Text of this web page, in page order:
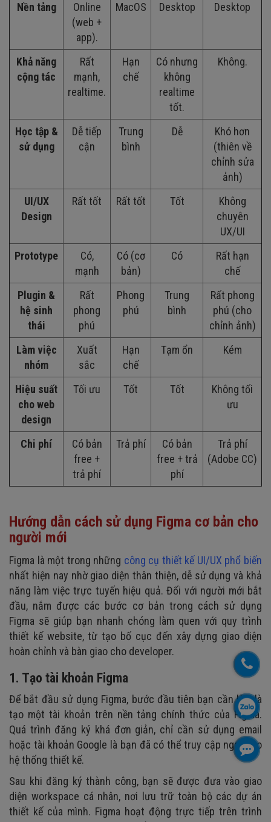
Nền tảng
Online
(web +
app).
MacOS Desktop Desktop
Khả năng
cộng tác
Rất
mạnh,
realtime.
Hạn
chế
Có nhưng
không
realtime
tốt.
Không.
Học tập &
sử dụng
Dễ tiếp
cận
Trung
bình
Dễ
Khó hơn
(thiên về
chỉnh sửa
ảnh)
UI/UX
Design
Rất tốt Rất tốt Tốt
Không
chuyên
UX/UI
Prototype
Có,
mạnh
Có (cơ
bản)
Có
Rất hạn
chế
Plugin &
hệ sinh
thái
Rất
phong
phú
Phong
phú
Trung
bình
Rất phong
phú (cho
chỉnh ảnh)
Làm việc
nhóm
Xuất
sắc
Hạn
chế
Tạm ổn Kém
Hiệu suất
cho web
design
Tối ưu Tốt Tốt
Không tối
ưu
Chi phí
Có bản
free +
trả phí
Trả phí
Có bản
free + trả
phí
Trả phí
(Adobe CC)
Hướng dẫn cách sử dụng Figma cơ bản cho
người mới
Figma là một trong những công cụ thiết kế UI/UX phổ biến
nhất hiện nay nhờ giao diện thân thiện, dễ sử dụng và khả
năng làm việc trực tuyến hiệu quả. Đối với người mới bắt
đầu, nắm được các bước cơ bản trong cách sử dụng
Figma sẽ giúp bạn nhanh chóng làm quen với quy trình
thiết kế website, từ tạo bố cục đến xây dựng giao diện
hoàn chỉnh và bàn giao cho developer.
1. Tạo tài khoản Figma
Để bắt đầu sử dụng Figma, bước đầu tiên bạn cần làm là
tạo một tài khoản trên nền tảng chính thức của Figma.
Quá trình đăng ký khá đơn giản, chỉ cần sử dụng email
hoặc tài khoản Google là bạn đã có thể truy cập ngay vào
hệ thống thiết kế.
Sau khi đăng ký thành công, bạn sẽ được đưa vào giao
diện workspace cá nhân, nơi lưu trữ toàn bộ các dự án
thiết kế của mình. Figma hoạt động trực tiếp trên trình